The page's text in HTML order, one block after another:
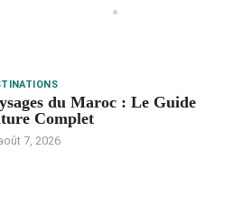
du Maroc : Le Guide
Complet
7, 2026